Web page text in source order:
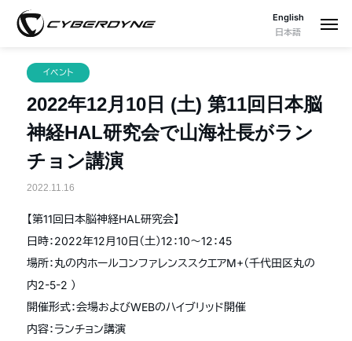
English
日本語
イベント
2022年12月10日 (土) 第11回日本脳
神経HAL研究会で山海社長がラン
チョン講演
2022.11.16
【第11回日本脳神経HAL研究会】
日時：2022年12月10日（土）12：10〜12：45
場所：丸の内ホールコンファレンススクエアM+（千代田区丸の
内2-5-2 ）
開催形式：会場およびWEBのハイブリッド開催
内容：ランチョン講演